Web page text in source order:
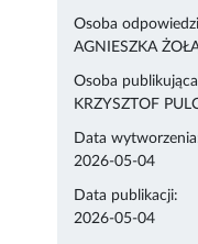
Osoba
AGNIESZKA
Osoba
KRZYSZTOF
Data
2026-05-04
Data publikacji:
2026-05-04